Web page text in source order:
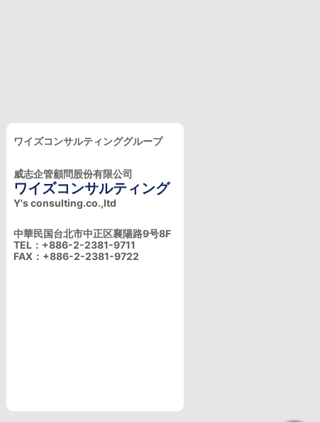
ワイズコンサルティンググループ
威志企管顧問股份有限公司
ワイズコンサルティング
Y's consulting.co.,ltd
中華民国台北市中正区襄陽路9号8F
TEL：+886-2-2381-9711
FAX：+886-2-2381-9722